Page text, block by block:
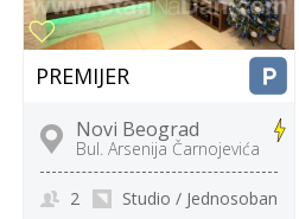
PREMIJER
Novi Beograd
Bul. Arsenija Čarnojevića
Studio / Jednosoban
2